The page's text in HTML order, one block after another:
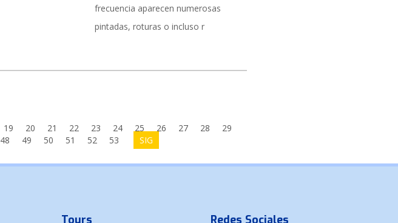
frecuencia aparecen numerosas
pintadas, roturas o incluso r
19 20 21 22 23 24 25 26 27 28
29
48 49 50 51 52 53 SIG
Tours Redes Sociales